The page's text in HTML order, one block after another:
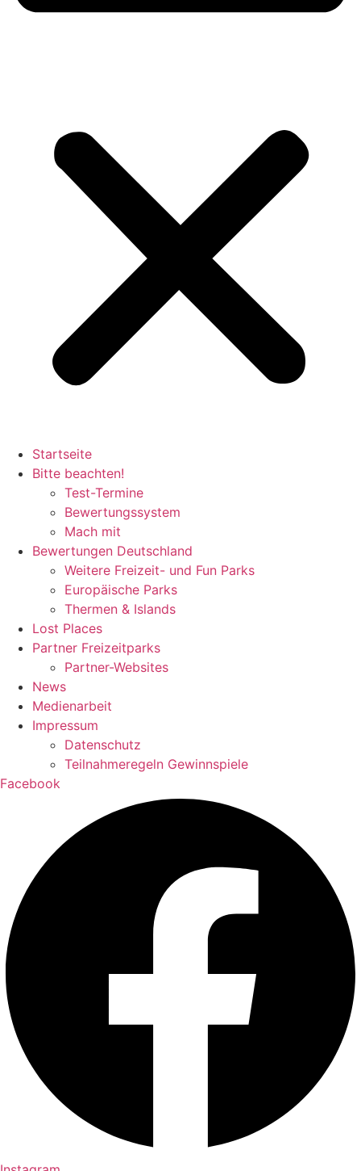
Startseite
Bitte beachten!
Test-Termine
Bewertungssystem
Mach mit
Bewertungen Deutschland
Weitere Freizeit- und Fun Parks
Europäische Parks
Thermen & Islands
Lost Places
Partner Freizeitparks
Partner-Websites
News
Medienarbeit
Impressum
Datenschutz
Teilnahmeregeln Gewinnspiele
Facebook